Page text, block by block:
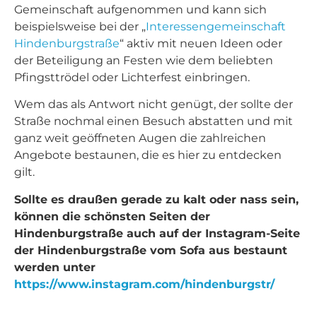
Gemeinschaft aufgenommen und kann sich
beispielsweise bei der „Interessengemeinschaft
Hindenburgstraße“ aktiv mit neuen Ideen oder
der Beteiligung an Festen wie dem beliebten
Pfingsttrödel oder Lichterfest einbringen.
Wem das als Antwort nicht genügt, der sollte der
Straße nochmal einen Besuch abstatten und mit
ganz weit geöffneten Augen die zahlreichen
Angebote bestaunen, die es hier zu entdecken
gilt.
Sollte es draußen gerade zu kalt oder nass sein,
können die schönsten Seiten der
Hindenburgstraße auch auf der Instagram-Seite
der Hindenburgstraße vom Sofa aus bestaunt
werden unter
https://www.instagram.com/hindenburgstr/